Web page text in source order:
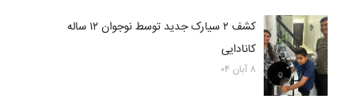
کشف ۲ سیارک جدید توسط نوجوان ۱۲ ساله
کانادایی
۸ آبان ۰۴